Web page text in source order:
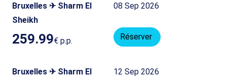
Bruxelles ✈ Sharm El
Sheikh
08 Sep 2026
259.99€ p.p. Réserver
Bruxelles ✈ Sharm El
12 Sep 2026